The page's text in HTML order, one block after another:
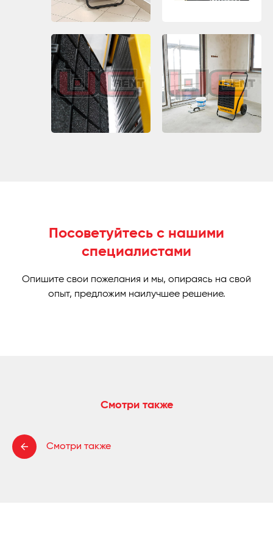
Посоветуйтесь с нашими
специалистами
Опишите свои пожелания и мы, опираясь на свой
опыт, предложим наилучшее решение.
Смотри также
Смотри также